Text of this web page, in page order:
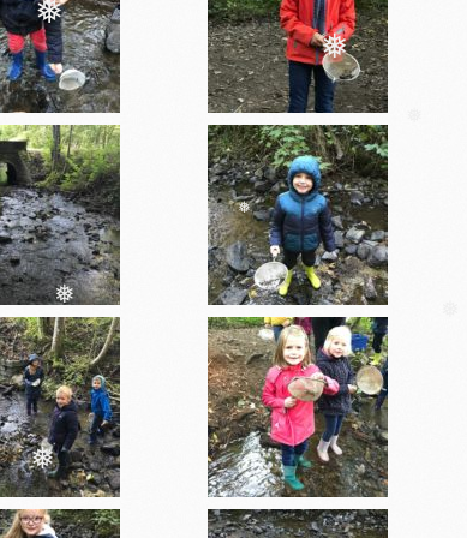
❅
❅
❅
❅
❅
Le Voyage scolaire
La Remise des Prix